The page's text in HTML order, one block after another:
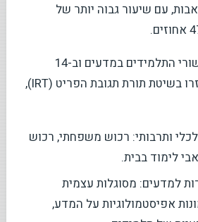
עם שיעור גבוה יותר של
הניתוח השתמש בכישורי התלמידים במדעים וב-14
משתנים נוספים שנגזרו בשיטת תורת תגובת הפריט (IRT),
ותרבותי: רכוש משפחתי, רכוש
לימוד בבית.
למדעים: מסוגלות עצמית
אפיסטמולוגיות על המדע,